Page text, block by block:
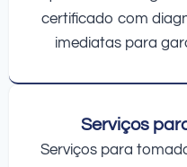
certificado com
imediatas para
Serviços
Serviços para